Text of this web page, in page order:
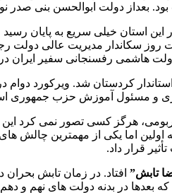
سمت استانداری کردستان منصوب شد و برای مدت زمان ۳
هاشمی رفسنجانی سفیر ایران
از بومی و غیربومی، هرگز کسی
قرار داد.
تابش”
در بدنه دولت های نهم و دهم